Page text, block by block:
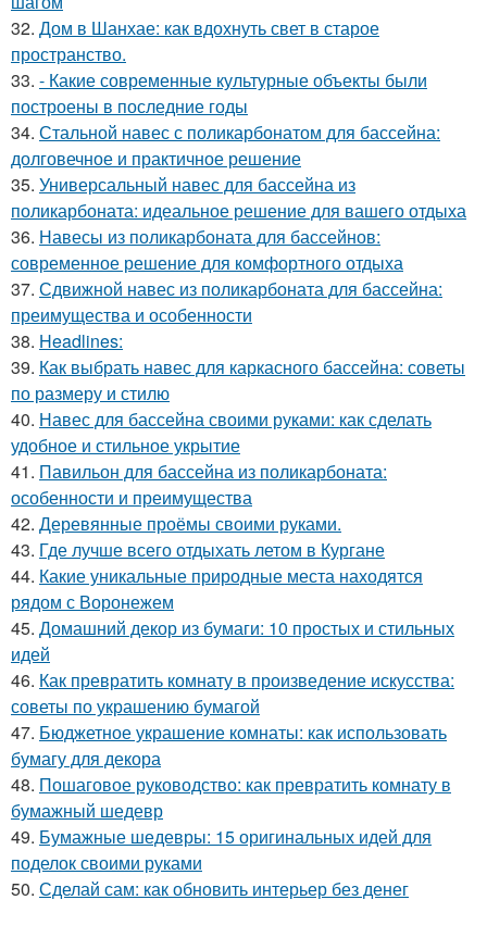
32. Дом в Шанхае: как вдохнуть свет в старое
пространство.
33. - Какие современные культурные объекты были
построены в последние годы
34. Стальной навес с поликарбонатом для бассейна:
долговечное и практичное решение
35. Универсальный навес для бассейна из
поликарбоната: идеальное решение для вашего отдыха
36. Навесы из поликарбоната для бассейнов:
современное решение для комфортного отдыха
37. Сдвижной навес из поликарбоната для бассейна:
преимущества и особенности
38. Headlines:
39. Как выбрать навес для каркасного бассейна: советы
по размеру и стилю
40. Навес для бассейна своими руками: как сделать
удобное и стильное укрытие
41. Павильон для бассейна из поликарбоната:
особенности и преимущества
42. Деревянные проёмы своими руками.
43. Где лучше всего отдыхать летом в Кургане
44. Какие уникальные природные места находятся
рядом с Воронежем
45. Домашний декор из бумаги: 10 простых и стильных
идей
46. Как превратить комнату в произведение искусства:
советы по украшению бумагой
47. Бюджетное украшение комнаты: как использовать
бумагу для декора
48. Пошаговое руководство: как превратить комнату в
бумажный шедевр
49. Бумажные шедевры: 15 оригинальных идей для
поделок своими руками
50. Сделай сам: как обновить интерьер без денег